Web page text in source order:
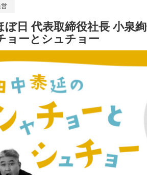
ぼ日 代表取締役社長 小泉
ョーとシュチョー